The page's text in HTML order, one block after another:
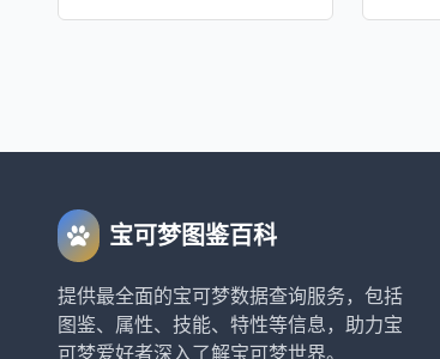
宝可梦图鉴百科
提供最全面的宝可梦数据查询服务，包括
图鉴、属性、技能、特性等信息，助力宝
可梦爱好者深入了解宝可梦世界。